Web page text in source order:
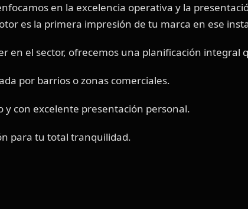
en la excelencia operativa y la
es la primera impresión de tu marca en ese
en el sector, ofrecemos una planificación integral
por barrios o zonas comerciales.
y con excelente presentación personal.
para tu total tranquilidad.